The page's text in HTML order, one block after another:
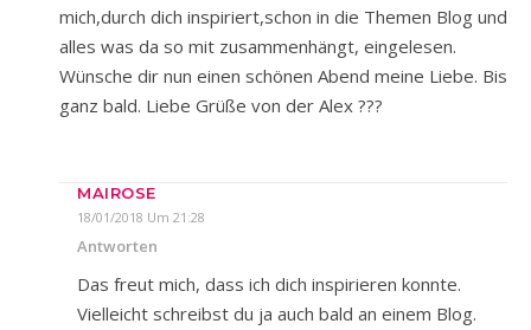
mich,durch dich inspiriert,schon in die Themen Blog und
alles was da so mit zusammenhängt, eingelesen.
Wünsche dir nun einen schönen Abend meine Liebe. Bis
ganz bald. Liebe Grüße von der Alex ???
MAIROSE
18/01/2018 Um 21:28
Antworten
Das freut mich, dass ich dich inspirieren konnte.
Vielleicht schreibst du ja auch bald an einem Blog.